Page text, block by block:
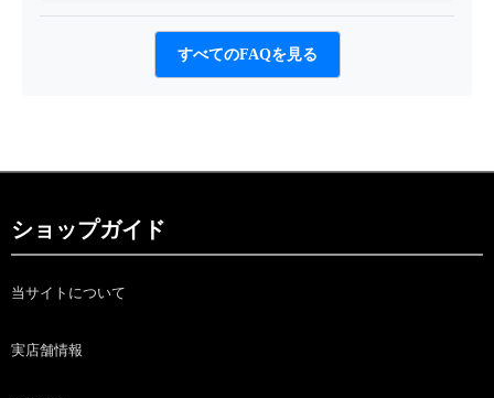
すべてのFAQを見る
ショップガイド
当サイトについて
実店舗情報